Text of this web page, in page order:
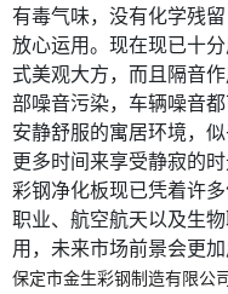
有毒气味，没有化学残
放心运用。现在现已十
式美观大方，而且隔音
部噪音污染，车辆噪音
安静舒服的寓居环境，
更多时间来享受静寂的时
彩钢净化板现已凭着许
职业、航空航天以及生
用，未来市场前景会更加
保定市金生彩钢制造有限公
微信